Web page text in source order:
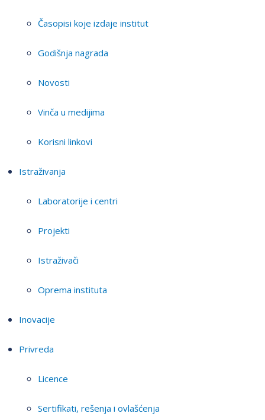
Časopisi koje izdaje institut
Godišnja nagrada
Novosti
Vinča u medijima
Korisni linkovi
Istraživanja
Laboratorije i centri
Projekti
Istraživači
Oprema instituta
Inovacije
Privreda
Licence
Sertifikati, rešenja i ovlašćenja